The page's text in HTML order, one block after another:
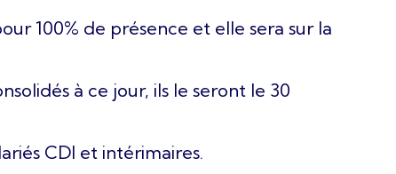
100% de présence et elle sera sur la
à ce jour, ils le seront le 30
CDI et intérimaires.